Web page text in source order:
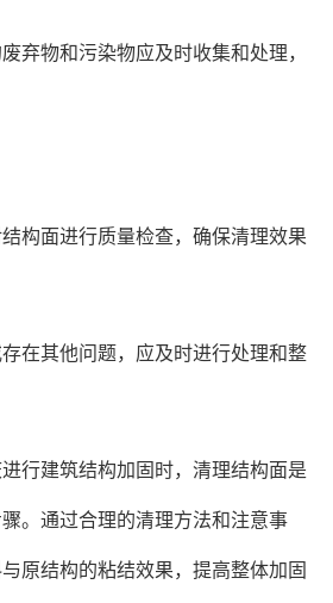
物和污染物应及时收集和处理，
面进行质量检查，确保清理效果
其他问题，应及时进行处理和整
建筑结构加固时，清理结构面是
。通过合理的清理方法和注意事
原结构的粘结效果，提高整体加固